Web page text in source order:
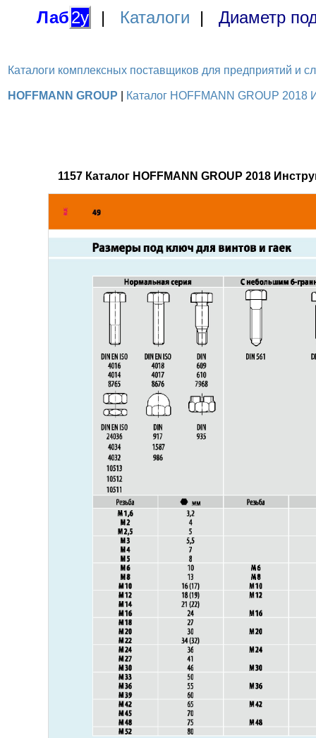
Лаб2у | Каталоги | Диаметр
Каталоги комплексных поставщиков для предприятий и
HOFFMANN GROUP Каталог HOFFMANN GROUP 2018
1157 Каталог HOFFMANN GROUP 2018